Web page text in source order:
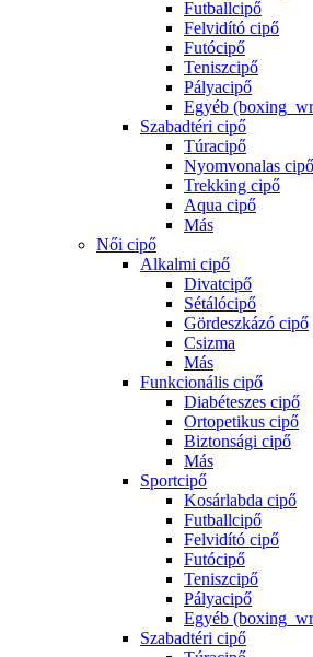
Futballcipő
Felvidító cipő
Futócipő
Teniszcipő
Pályacipő
Egyéb
Szabadtéri cipő
Túracipő
Nyomvonalas cipő
Trekking cipő
Aqua cipő
Más
Női cipő
Alkalmi cipő
Divatcipő
Sétálócipő
Gördeszkázó cipő
Csizma
Más
Funkcionális cipő
Diabéteszes cipő
Ortopetikus cipő
Biztonsági cipő
Más
Sportcipő
Kosárlabda cipő
Futballcipő
Felvidító cipő
Futócipő
Teniszcipő
Pályacipő
Egyéb
Szabadtéri cipő